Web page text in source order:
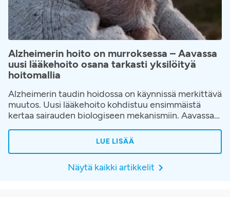
Alzheimerin hoito on murroksessa – Aavassa
uusi lääkehoito osana tarkasti yksilöityä
hoitomallia
Alzheimerin taudin hoidossa on käynnissä merkittävä
muutos. Uusi lääkehoito kohdistuu ensimmäistä
kertaa sairauden biologiseen mekanismiin. Aavassa
hoitopolkua, jossa korostuvat oikea-aikainen
LUE LISÄÄ
Näytä kaikki artikkelit